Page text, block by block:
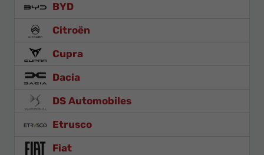
BYD
Citroën
Cupra
Dacia
DS Automobiles
Etrusco
Fiat